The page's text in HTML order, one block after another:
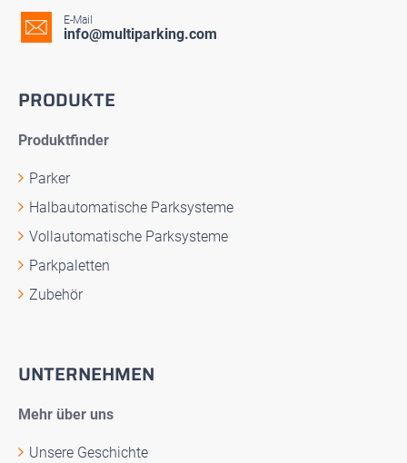
E-Mail
info@multiparking.com
PRODUKTE
Produktfinder
Parker
Halbautomatische Parksysteme
Vollautomatische Parksysteme
Parkpaletten
Zubehör
UNTERNEHMEN
Mehr über uns
Unsere Geschichte